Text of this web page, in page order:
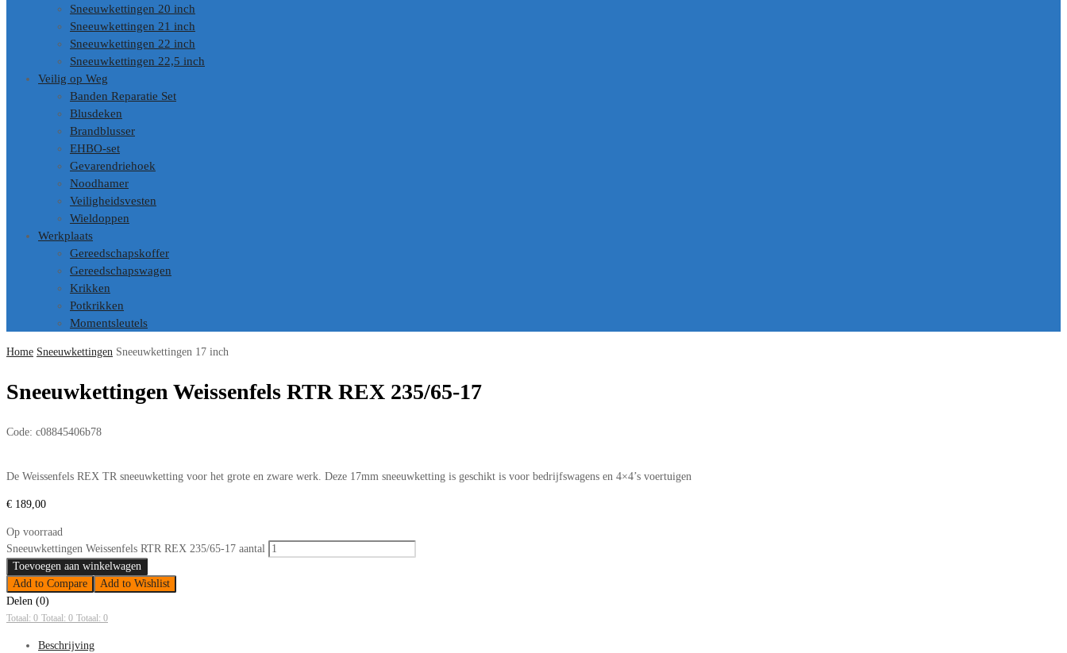
Sneeuwkettingen 20 inch
Sneeuwkettingen 21 inch
Sneeuwkettingen 22 inch
Sneeuwkettingen 22,5 inch
Veilig op Weg
Banden Reparatie Set
Blusdeken
Brandblusser
EHBO-set
Gevarendriehoek
Noodhamer
Veiligheidsvesten
Wieldoppen
Werkplaats
Gereedschapskoffer
Gereedschapswagen
Krikken
Potkrikken
Momentsleutels
Home Sneeuwkettingen Sneeuwkettingen 17 inch
Sneeuwkettingen Weissenfels RTR REX 235/65-17
Code: c08845406b78
De Weissenfels REX TR sneeuwketting voor het grote en zware werk. Deze 17mm sneeuwketting is geschikt is voor bedrijfswagens en 4×4’s voertuigen
€ 189,00
Op voorraad
Sneeuwkettingen Weissenfels RTR REX 235/65-17 aantal
Toevoegen aan winkelwagen
Add to Compare
Add to Wishlist
Delen (0)
Totaal: 0 Totaal: 0 Totaal: 0
Beschrijving